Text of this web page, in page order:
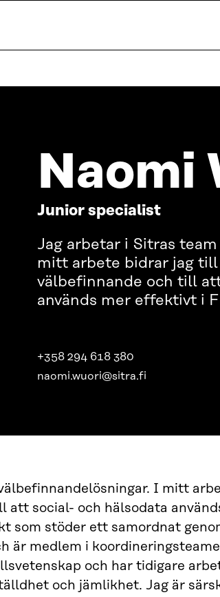
Naomi
Junior specialist
Jag arbetar i Sitras
mitt arbete bidrar jag
välbefinnande och till
används mer effektivt i
+358 294 618 380
naomi.wuori@sitra.fi
I mitt
att social- och hälsodata
som stöder ett samordnat
är medlem i
och har tidigare
och jämlikhet. Jag är